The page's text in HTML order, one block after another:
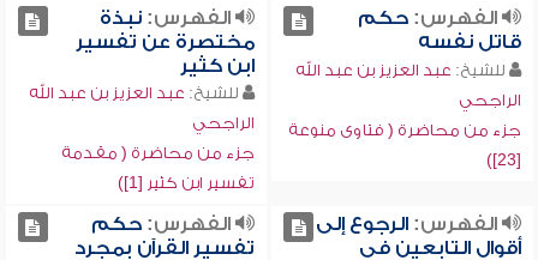
الفهرس:حكم
قاتل نفسه
للشيخ: عبد العزيز بن عبد الله
الراجحي
جزء من محاضرة ( فتاوى منوعة
[23])
الفهرس:نبذة
مختصرة عن تفسير
ابن كثير
للشيخ: عبد العزيز بن عبد الله
الراجحي
جزء من محاضرة ( مقدمة
تفسير ابن كثير [1])
الفهرس:الرجوع إلى
أقوال التابعين في
الفهرس:حكم
تفسير القرآن بمجرد